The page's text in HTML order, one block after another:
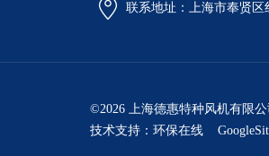
联系地址：上海市奉贤区
©2026 上海德惠特种风机有限
技术支持： 环保在线